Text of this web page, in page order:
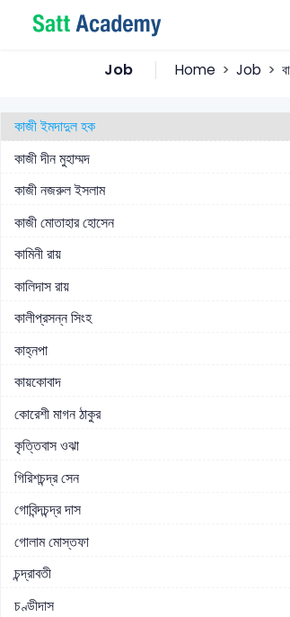
Job Home Job
ঈশ্বরচন্দ্র বিদ্যাসাগর
কাজী ইমদাদুল হক
কাজী দীন মুহাম্মদ
কাজী নজরুল ইসলাম
কাজী মোতাহার হোসেন
কামিনী রায়
কালিদাস রায়
কালীপ্রসন্ন সিংহ
কাহ্নপা
কায়কোবাদ
কোরেশী মাগন ঠাকুর
কৃত্তিবাস ওঝা
গিরিশচন্দ্র সেন
গোবিন্দচন্দ্র দাস
গোলাম মোস্তফা
চন্দ্রাবতী
চণ্ডীদাস